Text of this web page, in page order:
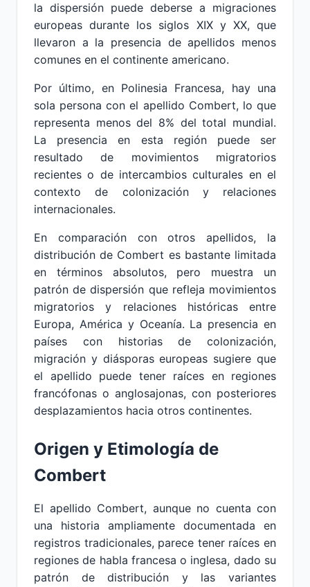
la dispersión puede deberse a migraciones
europeas durante los siglos XIX y XX, que
llevaron a la presencia de apellidos menos
comunes en el continente americano.
Por último, en Polinesia Francesa, hay una
sola persona con el apellido Combert, lo que
representa menos del 8% del total mundial.
La presencia en esta región puede ser
resultado de movimientos migratorios
recientes o de intercambios culturales en el
contexto de colonización y relaciones
internacionales.
En comparación con otros apellidos, la
distribución de Combert es bastante limitada
en términos absolutos, pero muestra un
patrón de dispersión que refleja movimientos
migratorios y relaciones históricas entre
Europa, América y Oceanía. La presencia en
países con historias de colonización,
migración y diásporas europeas sugiere que
el apellido puede tener raíces en regiones
francófonas o anglosajonas, con posteriores
desplazamientos hacia otros continentes.
Origen y Etimología de
Combert
El apellido Combert, aunque no cuenta con
una historia ampliamente documentada en
registros tradicionales, parece tener raíces en
regiones de habla francesa o inglesa, dado su
patrón de distribución y las variantes